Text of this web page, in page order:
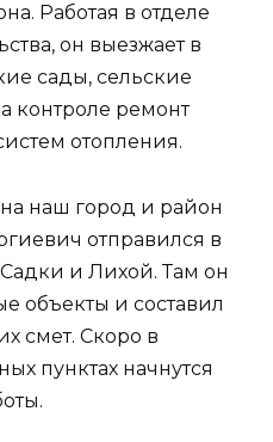
Работая в отделе
он выезжает в
сады, сельские
контроле ремонт
отопления.
наш город и район
отправился в
Садки и Лихой. Там он
объекты и составил
смет. Скоро в
пунктах начнутся